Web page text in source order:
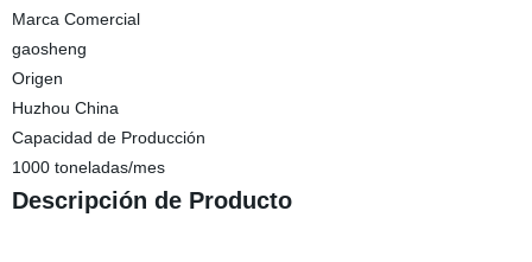
Marca Comercial
gaosheng
Origen
Huzhou China
Capacidad de Producción
1000 toneladas/mes
Descripción de Producto